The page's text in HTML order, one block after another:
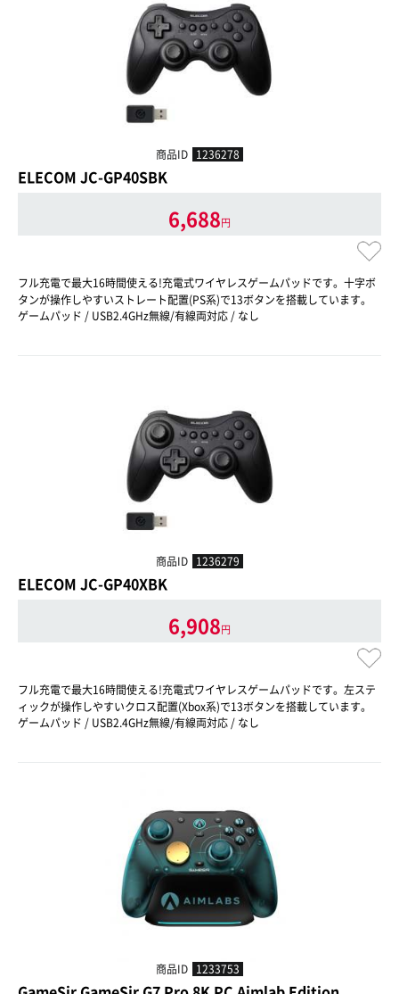
商品ID 1236278
ELECOM JC-GP40SBK
6,688円
フル充電で最大16時間使える!充電式ワイヤレスゲームパッドです。十字ボ
タンが操作しやすいストレート配置(PS系)で13ボタンを搭載しています。
ゲームパッド / USB2.4GHz無線/有線両対応 / なし
商品ID 1236279
ELECOM JC-GP40XBK
6,908円
フル充電で最大16時間使える!充電式ワイヤレスゲームパッドです。左ステ
ィックが操作しやすいクロス配置(Xbox系)で13ボタンを搭載しています。
ゲームパッド / USB2.4GHz無線/有線両対応 / なし
商品ID 1233753